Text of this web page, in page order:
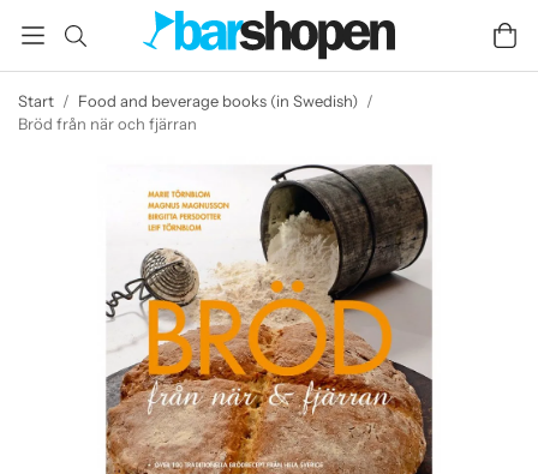
Start / Food and beverage books (in Swedish) /
Bröd från när och fjärran